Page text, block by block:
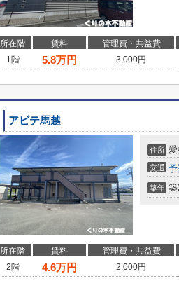
所在階 賃料 管理費・共益費
1階
5.8万円 3,000円
アビテ馬越
住所
交通 予
築年
所在階 賃料 管理費・共益費
2階
4.6万円 2,000円